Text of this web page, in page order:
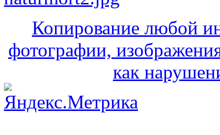
Копирование любой
фотографии,
как